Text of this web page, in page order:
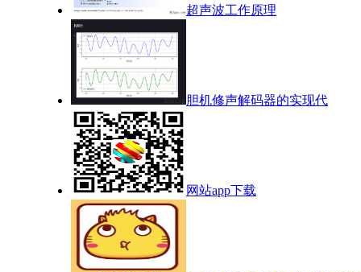
超声波工作原理
胆机修声解码器的实现代
网站app下载